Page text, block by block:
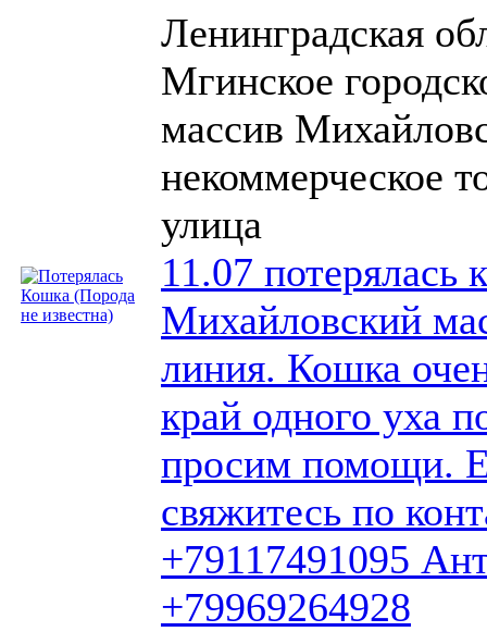
Ленинградская
Мгинское
массив
некоммерческое
улица
11.07
Михайловский
линия. Кошка
край одного уха
просим помощи.
свяжитесь по
+79117491095
+79969264928